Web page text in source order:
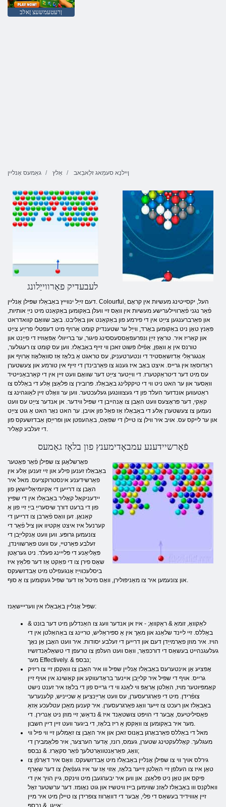
ןרעטעמשעצ זָאלב
גאַמעס אָנליין אַלץ ןיילנָא סעמַאג זלַאבַאב
לעבעדיק פאַרווייַלונג
דעם זייַל ינווייץ באַבאַלז שפּילן אָנליין. Colourful, העל, יקסייטינג מעשיות אין קראָם
פֿאַר נגני פֿאַרוויילערישע מעשיות אין וואָס זיי וועלן באַקומען באַקאַנט מיט נייַ אותיות,
און פאַרברענגען צייַט אין די פירמע פון ​​באַקאַנט און באַליבט. באָב שוואָם קוואדראט
פּאַנץ טאָן ניט באַקומען באָרד, ווייַל ער שטענדיק קומט אַרויף מיט דעפטלי פרייַע צייַט
און קאַריז איר. טראָץ זייַן ונפּרעפּאָססעססינג פיגור, ער ברייוולי אַפּאָוזיז די פייַנט און
טורנס אין אַ וואָפן, אַפֿילו פּשוט זאכן ווי זייף באַבאַלז. ווען עס קומט צו רעגולער,
אַנגגראַלי אַדזשאַסטיד די ונטערטעניק, עס טראגט אַ בלאָז אַז סוואַלאָוז אַרויף און
ראַדוסאַז אין גרייס. איצט באָב איז גענוג צו פאַרבינדן די זייף אין טורמע און צעשטערן
עס מיט דער דיטראַקטערז. די ווייַטער צייַט דער שוואָם וועט זיין אין די קאַרבאַנייטיד
וואַסער און ער האט ניט ווי די טיקקלינג באַבאַלז. פּרובירן צו פּלאַצן אַלע די באַללס צו
ראַטעווען אונדזער העלד פון די געצווונגען געלעכטער. ווען ער וואָלט זיין לאַוגהינג צו
קאַקי, דער פּראָצעס וועט האָבן צו אָנהייבן די שפּיל ווידער. אן אנדער צייַט עס וועט
נעמען צו צעשטערן אַלע די באַבאַלז אַז פאַל פון אויבן. ער האט נאָר האט אַ גוט צייַט
און ער לייקס עס. אויב איר ווילן צו טיילן די שפּאַס, באַהעפטן און ופרייַסן אַבדזשעקס פון
די זעלבע קאָליר.
פֿאַרשיידענע עמבאָדימענץ פון בלאָז גאַמעס
פאָרשלאָגן צו שפּילן פֿאַר פּאָטער
באַבאַלז זענען פילע און זיי זענען אַלע אין
פאַרשידענע אינסטרוקציעס. מאל איר
האָבן צו דרייען די אַקיומיאַליישאַן פון
יידעניקאַל קאָליר באַבאַלז אין די שפּיץ
פון די ברעט דורך שיסערייַ בייַ זיי פון אַ
קאַנאָן. זען וואָס פֿאַרבן צו דרייען די
קערנעל איז איצט אַקטיוו און ציל פֿאַר די
צונעמען גרופּע. ווען וועט אָנקלייַבן די
זעלבע פּאַרטיי, עס וועט פאַרשווינדן,
פּאָליאַנע די פּלייינג פעלד. ניט געראָטן
שאָס פירן צו די פאַקט אַז דער פּלאַץ איז
ביסלעכווייַז אָנגעפילט מיט אַבדזשעקס
און צונעמען איר צו מאַניפּולירן, וואָס מיטל אַז דער שפּיל געקומען צו אַ סוף.
שפּיל אָנליין באַבאַלז אין ווערייישאַנז:
& לאַקוואָ, זומאַ & ראַקוואָ; - איז אן אנדער וועג צו האַנדלען מיט דער בונט
באַללס. זיי ליינד שלאַנג און מאַך אין אַ ספּיראַליש, טריינג צו באַהאַלטן אין די
הויז. איר מוזן פאַרמייַדן דעם און דרייען די זעלבע יסודות. איר וועט האָבן אַן נאָך
געלעגנהייט בעשאַס די דורכפאָר, וואָס וועט העלפן צו טרעפן די טשאַלאַנדזשיז
מער Effectively. & נבספּ;
אָפּציע אָן אינטערעס באַבאַלז אָנליין שפּיל ווו איר האָבן צו וואַקסן זיי צו ריזיק
גרייס. אויף די שפּיל איר קלייַבן איינער בראָדעווקע און קאַשינג אין אויף זיין
קאָמפּיוטער מויז, האַלטן אַראָפּ ווי לאַנג ווי די גרייס פון די בלאָז איר זענט נישט
צופֿרידן. מיט די פאַרגרעסערן, עס וועט אַרייַנציען אַ שכייניש, קלענערער
באַבאַלז און רעכט צו זייער וואָג פאַרגרעסערן. איר קענען מאַכן עטלעכע אַזאַ
פאַסיליטיעס, אָבער די הויפּט צושטאַנד איז & נדאַש; זיי מוזן ניט אָנרירן. די
מער איר באַקומען צו וואַקסן אַ ריז בלאָז, די ביגער וועט זיין דיין חשבון.
מאל די באַללס פאַרבאָרגן באָנוס זאכן און איר האָבן צו זאַמלען זיי ווי פיל ווי
מעגלעך. קאָללעקטינג שטערן, געמס, רונז, אָדער הערצער, איר פּלאָמבירן די
וואָג, פאַראַנטוואָרטלעך פֿאַר סקאָרז. & נבספּ;
גירלס אויך ווי צו שפּילן אָנליין באַבאַלז מיט אַבדזשעקס. וואָס איר דאַרפֿן צו
טאָן איז צו העלפן זיי האַלטן זייער בלאָז, אַזוי אַז ער איז געפֿאַלן צו דער שאַרף
פּיקס און טאָן ניט פּלאַצן. און ווען איר יבערגעבן מיט ווינקס, גיין הויך אין די
וואלקנס ווו באַבאַלז לאָזנ שווימען בייז וויטשיז און גוט נאָומז. דער ערשטער זאָל
זיין אַוווידיד בעשאַס די פלי, אָבער די דוואָרווז צופרידן צו טיילן מיט איר מיין